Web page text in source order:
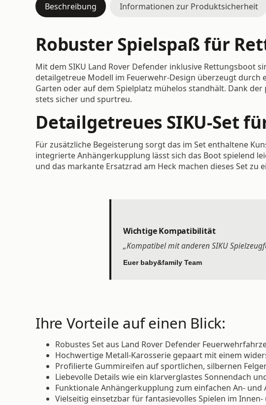
Beschreibung Informationen zur Produktsicherheit
Robuster Spielspaß für
Mit dem SIKU Land Rover Defender inklusive Rettungsboot
detailgetreue Modell im Feuerwehr-Design überzeugt durch
Garten oder auf dem Spielplatz mühelos standhält. Dank
stets sicher und spurtreu.
Detailgetreues SIKU-Set
Für zusätzliche Begeisterung sorgt das im Set enthaltene
integrierte Anhängerkupplung lässt sich das Boot spielend
und das markante Ersatzrad am Heck machen dieses Set
Wichtige Kompatibilität
„Kompatibel mit anderen SIKU
Euer baby&family Team
Ihre Vorteile auf einen Blick:
Robustes Set aus Land Rover Defender
Hochwertige Metall-Karosserie gepaart mit einem
Profilierte Gummireifen auf sportlichen, silbernen
Liebevolle Details wie ein klarverglastes Sonnendach
Funktionale Anhängerkupplung zum einfachen An-
Vielseitig einsetzbar für fantasievolles Spielen im